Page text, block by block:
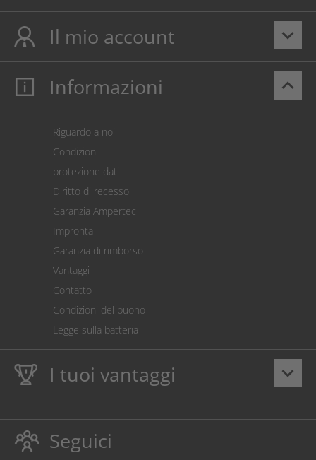
keyboard_arrow_down
Il mio account
Il mio account
Pagamento
Restituzione della merce
Calcolatore dei costi
Impostazioni dei cookie
keyboard_arrow_up
Informazioni
Riguardo a noi
Condizioni
protezione dati
Diritto di recesso
Garanzia Ampertec
Impronta
Garanzia di rimborso
Vantaggi
Contatto
Condizioni del buono
Legge sulla batteria
keyboard_arrow_down
I tuoi vantaggi
Dieci anniGaranzia Ampertecsu toner e inchiostro
Rispettoso dellambiente evitando gli sprechi.
Seguici